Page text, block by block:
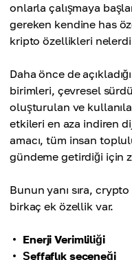
onlarla çalışmaya
gereken kendine has
kripto özellikleri
Daha önce de
birimleri, çevresel
oluşturulan ve
etkileri en aza indiren
amacı, tüm insan
gündeme getirdiği için
Bunun yanı sıra,
birkaç ek özellik var.
Enerji Verimliliği
Şeffaflık seçeneği